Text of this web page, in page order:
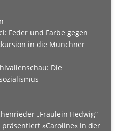
Feder und Farbe gegen
in die Münchner
Die
„Fräulein Hedwig“
präsentiert »Caroline« in der